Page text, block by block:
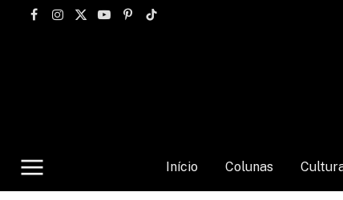
Facebook
Instagram
X
YouTubePinterest
TikTok
Início Colunas